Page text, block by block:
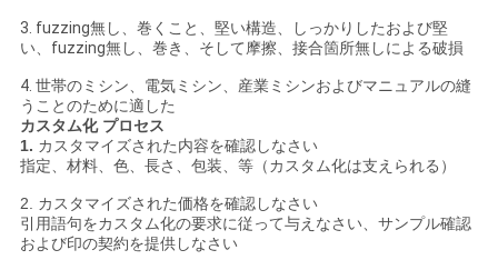
3. fuzzing無し、巻くこと、堅い構造、しっかりしたおよび堅
い、fuzzing無し、巻き、そして摩擦、接合箇所無しによる破損
4. 世帯のミシン、電気ミシン、産業ミシンおよびマニュアルの縫
うことのために適した
カスタム化 プロセス
1. カスタマイズされた内容を確認しなさい
指定、材料、色、長さ、包装、等（カスタム化は支えられる）
2. カスタマイズされた価格を確認しなさい
引用語句をカスタム化の要求に従って与えなさい、サンプル確認
および印の契約を提供しなさい